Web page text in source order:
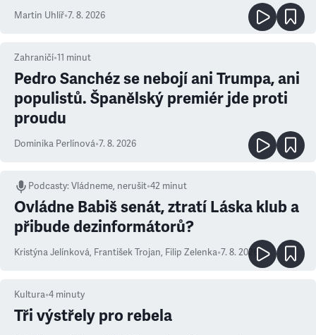
Martin Uhlíř•7. 8. 2026
Zahraničí•11 minut
Pedro Sanchéz se nebojí ani Trumpa, ani
populistů. Španělský premiér jde proti
proudu
Dominika Perlínová•7. 8. 2026
Podcasty:Vládneme, nerušit•42 minut
Ovládne Babiš senát, ztratí Láska klub a
přibude dezinformátorů?
Kristýna Jelínková, František Trojan, Filip Zelenka•7. 8. 2026
Kultura•4 minuty
Tři výstřely pro rebela